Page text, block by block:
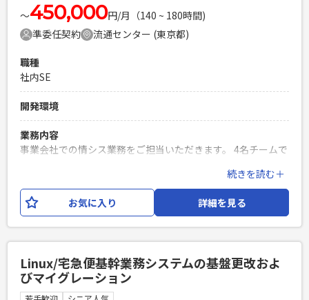
〜450,000円/月（140 ~ 180時間)
準委任契約
流通センター (東京都)
職種
社内SE
開発環境
業務内容
事業会社での情シス業務をご担当いただきます。 4名チームで
で、 それらをリードできる方、リーダーのサポートができる
レベルの情シス経験者を求めております。 また、組織体制の
変更に伴い会社のルール、ドキュメント作成、ツール策定テ
必須スキル
・情シス経験3年以上 ・テクニカルサポート業務経験 ・ネッ
トワークの知識 ・基本的なPC操作 ・勤怠、コミュニケーショ
続きを読む＋
お気に入り 詳細を見る
Linux/宅急便基幹業務システムの基盤更改およ
びマイグレーション